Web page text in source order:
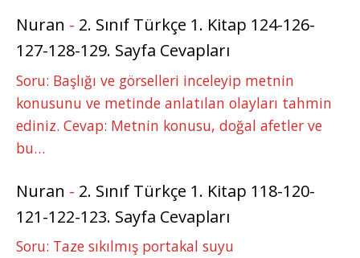
Nuran - 2. Sınıf Türkçe 1. Kitap 124-126-
127-128-129. Sayfa Cevapları
Soru: Başlığı ve görselleri inceleyip metnin
konusunu ve metinde anlatılan olayları tahmin
ediniz. Cevap: Metnin konusu, doğal afetler ve
bu…
Nuran - 2. Sınıf Türkçe 1. Kitap 118-120-
121-122-123. Sayfa Cevapları
Soru: Taze sıkılmış portakal suyu